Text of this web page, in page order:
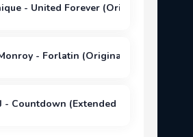
- United Forever (Original Mix)
- Forlatin (Original Mix)
- Countdown (Extended Mix)